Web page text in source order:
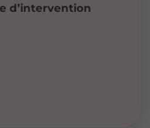
d’intervention